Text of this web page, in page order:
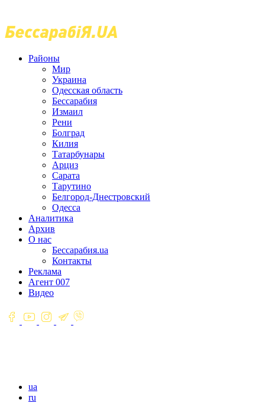
Районы
Мир
Украина
Одесская область
Бессарабия
Измаил
Рени
Болград
Килия
Татарбунары
Арциз
Сарата
Тарутино
Белгород-Днестровский
Одесса
Аналитика
Архив
О нас
Бессарабия.ua
Контакты
Реклама
Агент 007
Видео
ua
ru